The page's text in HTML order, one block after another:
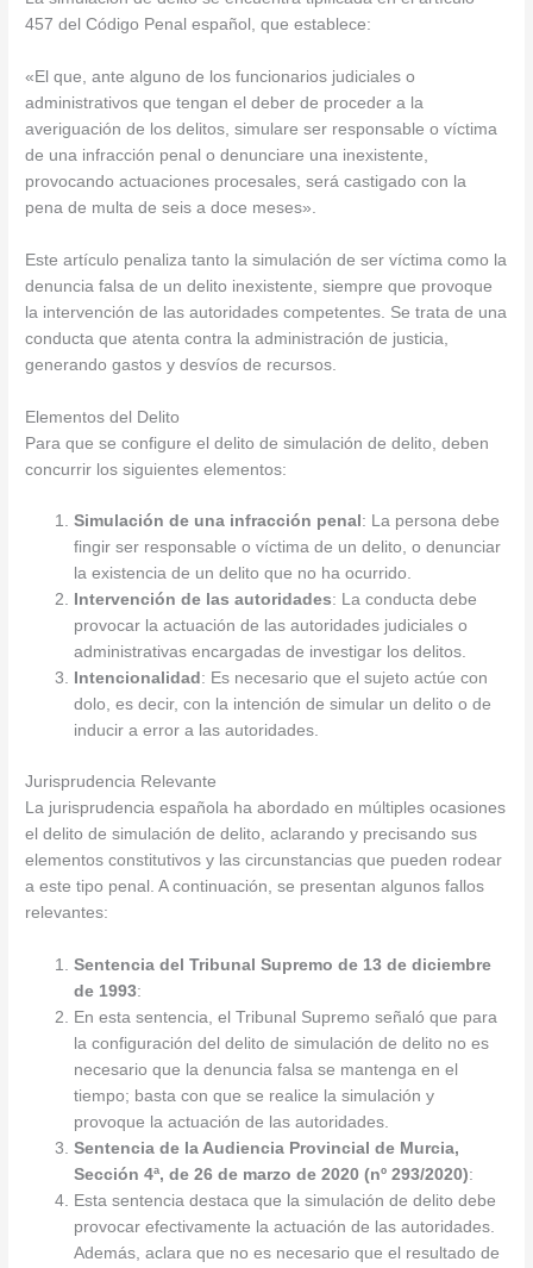
457 del Código Penal español, que establece:
«El que, ante alguno de los funcionarios judiciales o
administrativos que tengan el deber de proceder a la
averiguación de los delitos, simulare ser responsable o víctima
de una infracción penal o denunciare una inexistente,
provocando actuaciones procesales, será castigado con la
pena de multa de seis a doce meses».
Este artículo penaliza tanto la simulación de ser víctima como la
denuncia falsa de un delito inexistente, siempre que provoque
la intervención de las autoridades competentes. Se trata de una
conducta que atenta contra la administración de justicia,
generando gastos y desvíos de recursos.
Elementos del Delito
Para que se configure el delito de simulación de delito, deben
concurrir los siguientes elementos:
Simulación de una infracción penal : La persona debe
fingir ser responsable o víctima de un delito, o denunciar
la existencia de un delito que no ha ocurrido.
Intervención de las autoridades: La conducta debe
provocar la actuación de las autoridades judiciales o
administrativas encargadas de investigar los delitos.
Intencionalidad : Es necesario que el sujeto actúe con
dolo, es decir, con la intención de simular un delito o de
inducir a error a las autoridades.
Jurisprudencia Relevante
La jurisprudencia española ha abordado en múltiples ocasiones
el delito de simulación de delito, aclarando y precisando sus
elementos constitutivos y las circunstancias que pueden rodear
a este tipo penal. A continuación, se presentan algunos fallos
relevantes:
Sentencia del Tribunal Supremo de 13 de diciembre
de 1993:
En esta sentencia, el Tribunal Supremo señaló que para
la configuración del delito de simulación de delito no es
necesario que la denuncia falsa se mantenga en el
tiempo; basta con que se realice la simulación y
provoque la actuación de las autoridades​​.
Sentencia de la Audiencia Provincial de Murcia,
Sección 4ª, de 26 de marzo de 2020 (nº 293/2020):
Esta sentencia destaca que la simulación de delito debe
provocar efectivamente la actuación de las autoridades.
Además, aclara que no es necesario que el resultado de